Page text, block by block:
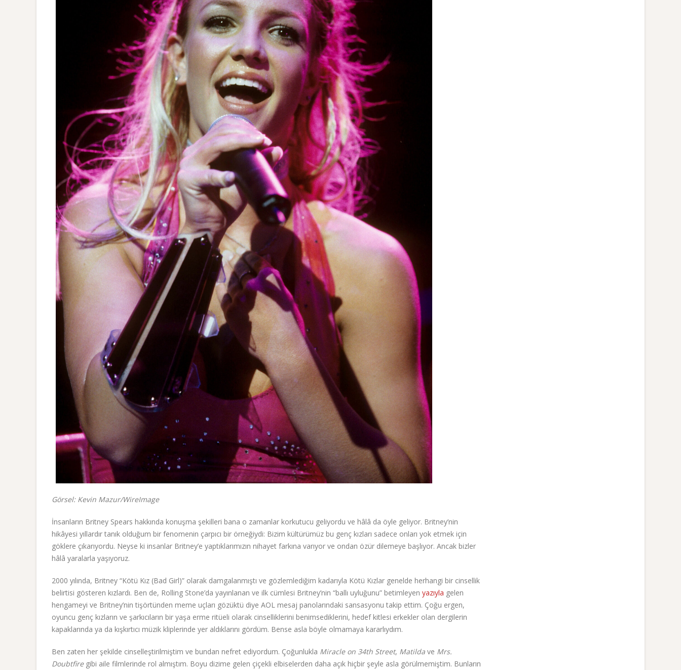
Görsel: Kevin Mazur/WireImage
İnsanların Britney Spears hakkında konuşma şekilleri bana o zamanlar korkutucu geliyordu ve hâlâ da öyle geliyor. Britney’nin
hikâyesi yıllardır tanık olduğum bir fenomenin çarpıcı bir örneğiydi: Bizim kültürümüz bu genç kızları sadece onları yok etmek için
göklere çıkarıyordu. Neyse ki insanlar Britney’e yaptıklarımızın nihayet farkına varıyor ve ondan özür dilemeye başlıyor. Ancak bizler
hâlâ yaralarla yaşıyoruz.
2000 yılında, Britney “Kötü Kız (Bad Girl)” olarak damgalanmıştı ve gözlemlediğim kadarıyla Kötü Kızlar genelde herhangi bir cinsellik
belirtisi gösteren kızlardı. Ben de, Rolling Stone’da yayınlanan ve ilk cümlesi Britney’nin “ballı uyluğunu” betimleyen yazıyla gelen
hengameyi ve Britney’nin tişörtünden meme uçları gözüktü diye AOL mesaj panolarındaki sansasyonu takip ettim. Çoğu ergen,
oyuncu genç kızların ve şarkıcıların bir yaşa erme ritüeli olarak cinselliklerini benimsediklerini, hedef kitlesi erkekler olan dergilerin
kapaklarında ya da kışkırtıcı müzik kliplerinde yer aldıklarını gördüm. Bense asla böyle olmamaya kararlıydım.
Ben zaten her şekilde cinselleştirilmiştim ve bundan nefret ediyordum. Çoğunlukla Miracle on 34th Street, Matilda ve Mrs.
Doubtfiregibi aile filmlerinde rol almıştım. Boyu dizime gelen çiçekli elbiselerden daha açık hiçbir şeyle asla görülmemiştim. Bunların